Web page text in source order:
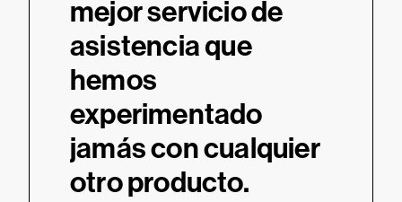
mejor servicio de
asistencia que
hemos
experimentado
jamás con cualquier
otro producto.